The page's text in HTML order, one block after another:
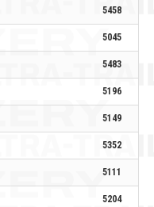
5458
5045
5483
5196
5149
5352
5111
5204